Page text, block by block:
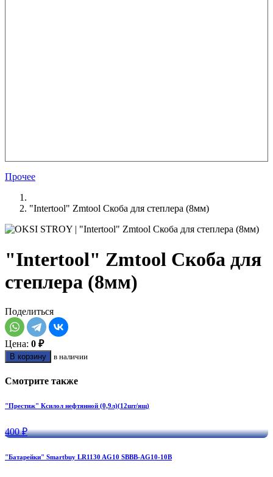
Прочее
"Intertool" Zmtool Скоба для степлера (8мм)
"Intertool" Zmtool Скоба для
степлера (8мм)
Поделиться
Цена: 0 ₽
В корзину в наличии
Смотрите также
"Престиж" Ксилол нефтянной (0,9л)(12шт/ящ)
400 ₽
"Батарейки" Smartbuy LR1130 AG10 SBBB-AG10-10B